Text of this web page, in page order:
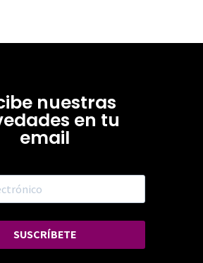
nuestras
en tu
email
SUSCRÍBETE